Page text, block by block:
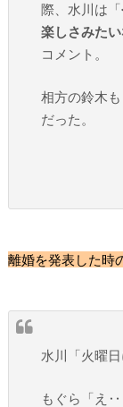
際、水川は「
楽しさみた
コメント。
相方の鈴木
だった。
離婚を発表した時
水川「火曜日
もぐら「え‥